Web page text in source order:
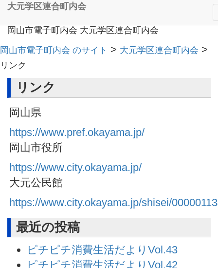
岡山市電子町内会 大元学区連合町内会
大元学区連合町内会
岡山市電子町内会 のサイト > 大元学区連合町内会 >
リンク
リンク
岡山県
https://www.pref.okayama.jp/
岡山市役所
https://www.city.okayama.jp/
大元公民館
https://www.city.okayama.jp/shisei/
最近の投稿
ピチピチ消費生活だよりVol.43
ピチピチ消費生活だよりVol.42